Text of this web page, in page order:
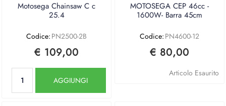
Motosega Chainsaw C c
25.4
Codice: PN2500-2B
€ 109,00
AGGIUNGI
MOTOSEGA CEP 46cc -
1600W- Barra 45cm
Codice: PN4600-12
€ 80,00
Articolo Esaurito